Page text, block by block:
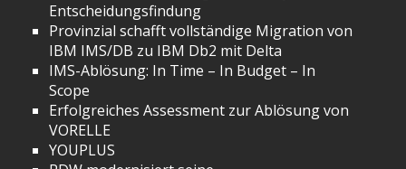
Entscheidungsfindung
Provinzial schafft vollständige Migration von
IBM IMS/DB zu IBM Db2 mit Delta
IMS-Ablösung: In Time – In Budget – In
Scope
Erfolgreiches Assessment zur Ablösung von
VORELLE
YOUPLUS